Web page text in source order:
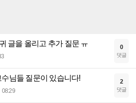
글을 올리고 추가 질문 ㅠ 0
댓글
님들 질문이 있습니다!
08:29
2
댓글